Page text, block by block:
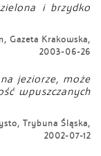
i brzydko
Gazeta Krakowska,
2003-06-26
jeziorze, może
wpuszczanych
Trybuna Śląska,
2002-07-12